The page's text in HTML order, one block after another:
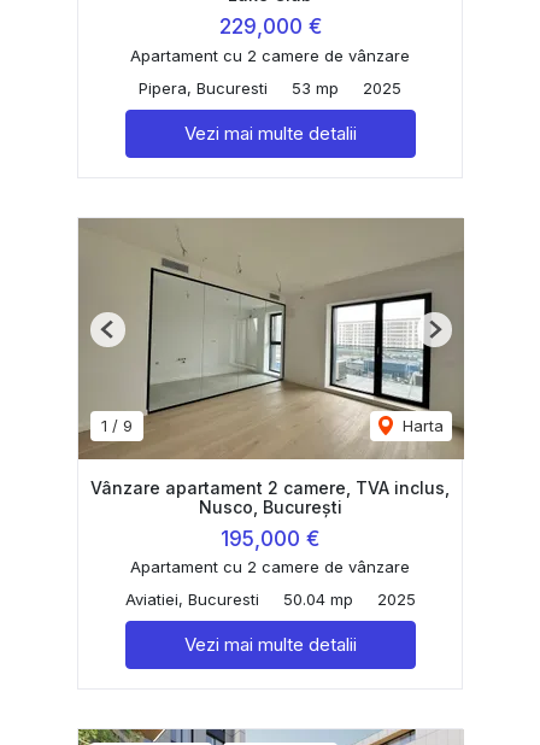
229,000 €
Apartament cu 2 camere de vânzare
Pipera, Bucuresti
53 mp 2025
Vezi mai multe detalii
1 / 9 Harta
Previous Next
Vânzare apartament 2 camere, TVA inclus,
Nusco, București
195,000 €
Apartament cu 2 camere de vânzare
Aviatiei, Bucuresti
50.04 mp 2025
Vezi mai multe detalii